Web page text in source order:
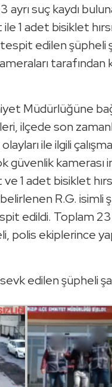
ayrı suç kaydı
1 adet bisiklet
edilen şüpheli
Müdürlüğüne
ilçede son
olayları ile ilgili
güvenlik
1 adet bisiklet
R.G. isimli
edildi. Toplam
polis ekiplerince
edilen şüpheli